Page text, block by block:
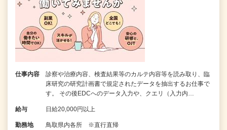
仕事内容
診察や治療内容、検査結果等のカルテ内容等を読み取り、臨
床研究の研究計画書で規定されたデータを抽出するお仕事で
す。 その後EDCへのデータ入力や、クエリ（入力内…
給与 日給20,000円以上
勤務地 鳥取県内各所 ※直行直帰